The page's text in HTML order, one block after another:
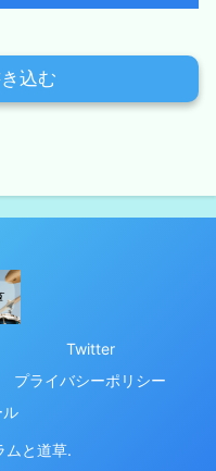
込む
Twitter
プライバシーポリシー
ル
と道草.